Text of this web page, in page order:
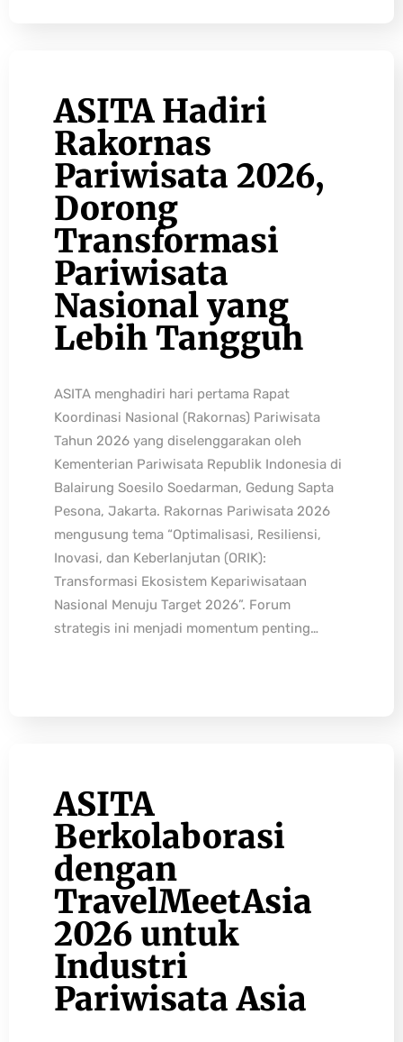
ASITA Hadiri
Rakornas
Pariwisata 2026,
Dorong
Transformasi
Pariwisata
Nasional yang
Lebih Tangguh
ASITA menghadiri hari pertama Rapat
Koordinasi Nasional (Rakornas) Pariwisata
Tahun 2026 yang diselenggarakan oleh
Kementerian Pariwisata Republik Indonesia di
Balairung Soesilo Soedarman, Gedung Sapta
Pesona, Jakarta. Rakornas Pariwisata 2026
mengusung tema “Optimalisasi, Resiliensi,
Inovasi, dan Keberlanjutan (ORIK):
Transformasi Ekosistem Kepariwisataan
Nasional Menuju Target 2026”. Forum
strategis ini menjadi momentum penting…
ASITA
Berkolaborasi
dengan
TravelMeetAsia
2026 untuk
Industri
Pariwisata Asia